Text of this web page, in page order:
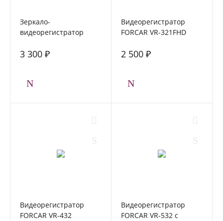
Зеркало-
видеорегистратор
камерой заднего вида
3 300 ₽
Видеорегистратор
FORCAR VR-321FHD
2 500 ₽
Видеорегистратор
FORCAR VR-432
Видеорегистратор
FORCAR VR-532 с